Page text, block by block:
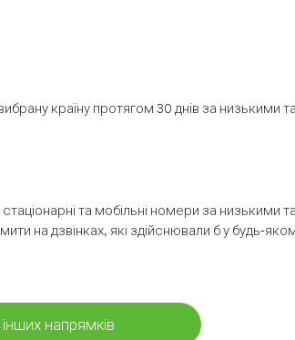
країну протягом 30 днів за низькими
та мобільні номери за низькими
на дзвінках, які здійснювали б у будь-
напрямків